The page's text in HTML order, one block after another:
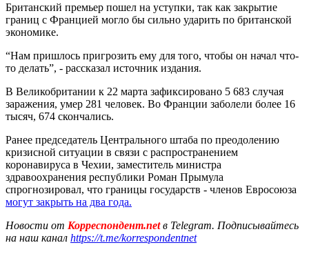
Британский премьер пошел на уступки, так как закрытие
границ с Францией могло бы сильно ударить по британской
экономике.
“Нам пришлось пригрозить ему для того, чтобы он начал что-
то делать”, - рассказал источник издания.
В Великобритании к 22 марта зафиксировано 5 683 случая
заражения, умер 281 человек. Во Франции заболели более 16
тысяч, 674 скончались.
Ранее председатель Центрального штаба по преодолению
кризисной ситуации в связи с распространением
коронавируса в Чехии, заместитель министра
здравоохранения республики Роман Прымула
спрогнозировал, что границы государств - членов Евросоюза
могут закрыть на два года.
Новости от Корреспондент.netв Telegram. Подписывайтесь
на наш канал https://t.me/korrespondentnet